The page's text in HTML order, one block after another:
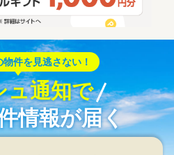
件を見逃さない！
ュ通知で
情報が届く